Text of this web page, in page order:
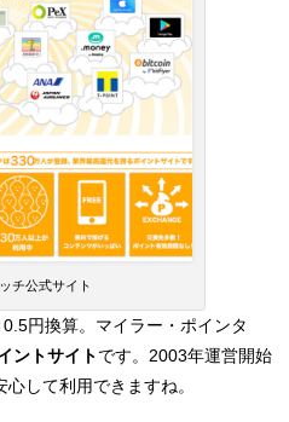
チ公式サイト
円換算。マイラー・ポインタ
ントサイト です。2003年運営開始
心して利用できますね。